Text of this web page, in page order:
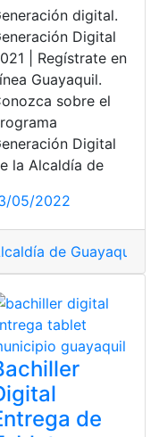
Ecuador,Guayaquil,
digital.
Digital
| Regístrate en
Guayaquil.
sobre el
Digital
la Alcaldía de
05/2022
de Guayaquil
de